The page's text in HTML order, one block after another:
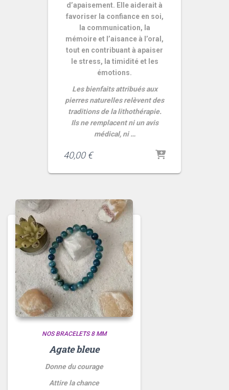
d’apaisement. Elle aiderait à
favoriser la confiance en soi,
la communication, la
mémoire et l’aisance à l’oral,
tout en contribuant à apaiser
le stress, la timidité et les
émotions.
Les bienfaits attribués aux
pierres naturelles relèvent des
traditions de la lithothérapie.
Ils ne remplacent ni un avis
médical, ni …
40,00 €
NOS BRACELETS 8 MM
Agate bleue
Donne du courage
Attire la chance